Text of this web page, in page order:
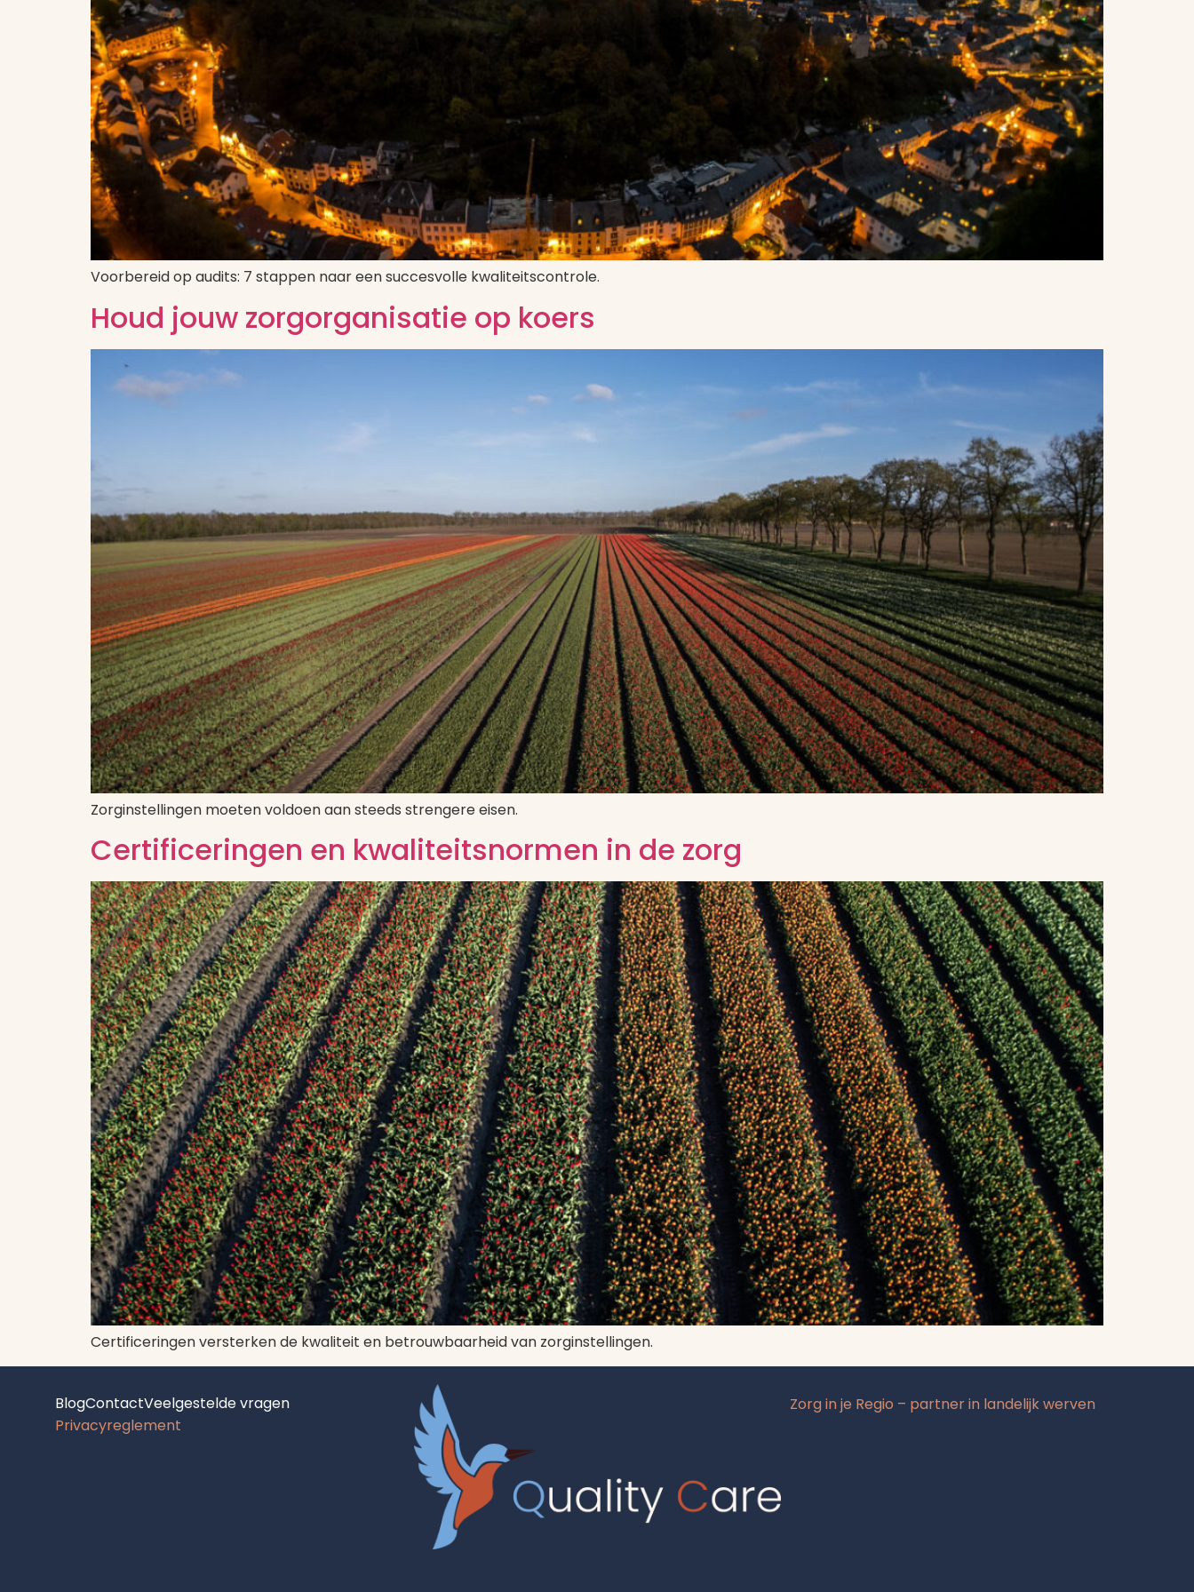
Voorbereid op audits: 7 stappen naar een succesvolle kwaliteitscontrole.
Houd jouw zorgorganisatie op koers
Zorginstellingen moeten voldoen aan steeds strengere eisen.
Certificeringen en kwaliteitsnormen in de zorg
Certificeringen versterken de kwaliteit en betrouwbaarheid van zorginstellingen.
BlogContactVeelgestelde vragen
Privacyreglement
Zorg in je Regio – partner in landelijk werven